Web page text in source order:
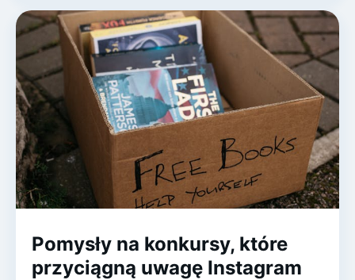
Pomysły na konkursy, które
przyciągną uwagę Instagram